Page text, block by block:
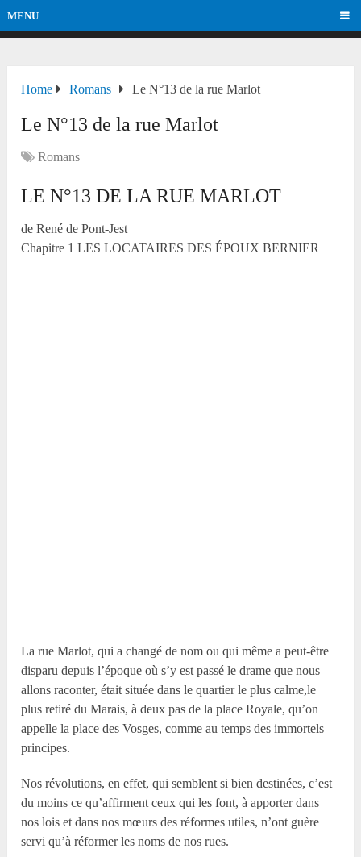
MENU
Home Romans Le N°13 de la rue Marlot
Le N°13 de la rue Marlot
Romans
LE N°13 DE LA RUE MARLOT
de René de Pont-Jest
Chapitre 1 LES LOCATAIRES DES ÉPOUX BERNIER
La rue Marlot, qui a changé de nom ou qui même a peut-être
disparu depuis l’époque où s’y est passé le drame que nous
allons raconter, était située dans le quartier le plus calme,le
plus retiré du Marais, à deux pas de la place Royale, qu’on
appelle la place des Vosges, comme au temps des immortels
principes.
Nos révolutions, en effet, qui semblent si bien destinées, c’est
du moins ce qu’affirment ceux qui les font, à apporter dans
nos lois et dans nos mœurs des réformes utiles, n’ont guère
servi qu’à réformer les noms de nos rues.